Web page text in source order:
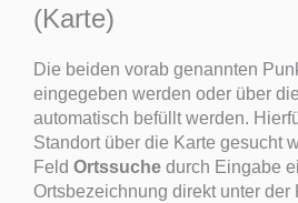
(Karte)
Die beiden vorab genannten
eingegeben werden oder über
automatisch befüllt werden.
Standort über die Karte gesucht
Feld Ortssuche durch Eingabe
Ortsbezeichnung direkt unter der